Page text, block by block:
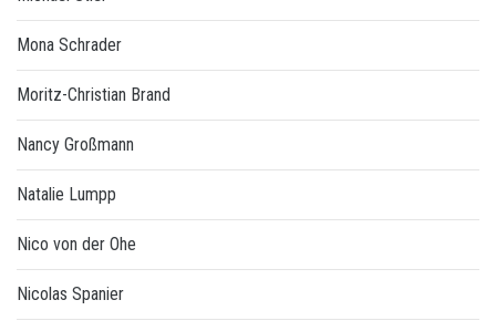
Mona Schrader
Moritz-Christian Brand
Nancy Großmann
Natalie Lumpp
Nico von der Ohe
Nicolas Spanier